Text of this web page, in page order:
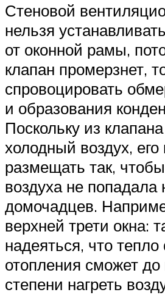
Стеновой
нельзя
от оконной рамы,
клапан промерзнет,
спровоцировать
и образования
Поскольку из
холодный воздух,
размещать так,
воздуха не попадала
домочадцев.
верхней трети окна:
надеяться, что тепло
отопления сможет до
степени нагреть